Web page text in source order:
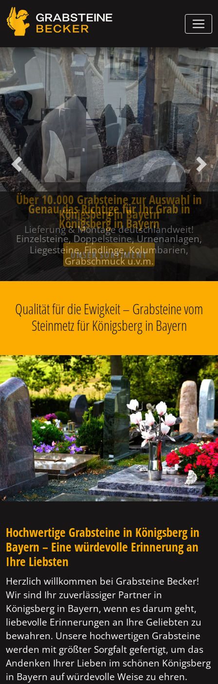
Genau das Richtige für Ihr Grab in
Königsberg in Bayern
Einzelsteine, Doppelsteine, Urnenanlagen,
Liegesteine, Findlinge, Kolumbarien,
Grabschmuck u.v.m.
Vorheriger
Qualität für die Ewigkeit – Grabsteine vom
Steinmetz für Königsberg in Bayern
Hochwertige Grabsteine in Königsberg in
Bayern – Eine würdevolle Erinnerung an
Ihre Liebsten
Herzlich willkommen bei Grabsteine Becker!
Wir sind Ihr zuverlässiger Partner in
Königsberg in Bayern, wenn es darum geht,
liebevolle Erinnerungen an Ihre Geliebten zu
bewahren. Unsere hochwertigen Grabsteine
werden mit größter Sorgfalt gefertigt, um das
Andenken Ihrer Lieben im schönen Königsberg
in Bayern auf würdevolle Weise zu ehren.